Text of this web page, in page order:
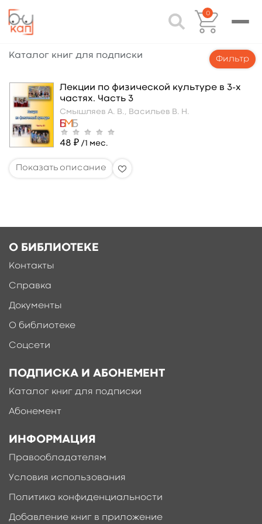
0
Каталог книг для подписки Фильтр
Лекции по физической культуре в 3-х
частях. Часть 3
Смышляев А. В., Васильев В. Н.
48 ₽ /1 мес.
О БИБЛИОТЕКЕ
Контакты
Справка
Документы
О библиотеке
Соцсети
ПОДПИСКА И АБОНЕМЕНТ
Каталог книг для подписки
Абонемент
ИНФОРМАЦИЯ
Правообладателям
Условия использования
Политика конфиденциальности
Добавление книг в приложение